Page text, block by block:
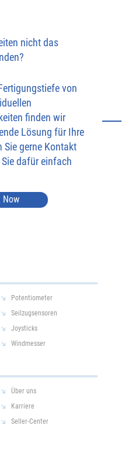
nicht das
von
finden wir
Lösung für Ihre
Sie gerne Kontakt
dafür einfach
Now
Potentiometer
Seilzugsensoren
Joysticks
Windmesser
Über uns
Karriere
Seller-Center